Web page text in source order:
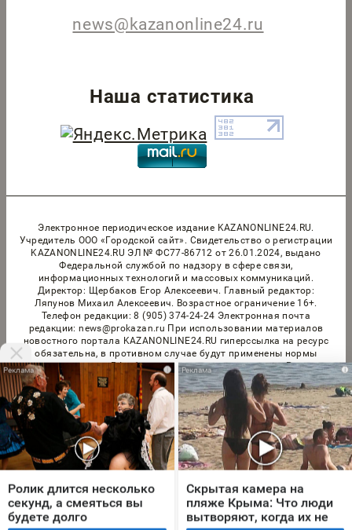
news@kazanonline24.ru
Наша статистика
Электронное периодическое издание KAZANONLINE24.RU.
Учредитель ООО «Городской сайт». Cвидетельство о регистрации
KAZANONLINE24.RU ЭЛ № ФС77-86712 от 26.01.2024, выдано
Федеральной службой по надзору в сфере связи,
информационных технологий и массовых коммуникаций.
Директор: Щербаков Егор Алексеевич. Главный редактор:
Ляпунов Михаил Алексеевич. Возрастное ограничение 16+.
Телефон редакции: 8 (905) 374-24-24 Электронная почта
редакции: news@prokazan.ru При использовании материалов
новостного портала KAZANONLINE24.RU гиперссылка на ресурс
обязательна, в противном случае будут применены нормы
законодательства РФ об авторских и смежных правах. Редакция
портала не несет ответственности за комментарии и материалы
пользователей, размещенные на сайте KAZANONLINE24.RU и его
субдоменах. Правила применения рекомендательных технологий
в виджетах рекламно-обменной сети«СМИ2» (PDF),«Sparrow»
(PDF)
© 2026 «kazanonline24.ru» | Все права защищены
Возрастная категория сайта 16+
Политика конфиденциальности
Мы используем cookie. Во время посещения сайта
вы соглашаетесь с тем, что мы обрабатываем
ваши персональные данные с использованием
метрик Яндекс Метрика, top.mail.ru, LiveInternet.
i
Ролик длится несколько
секунд, а смеяться вы
будете долго
i
Скрытая камера на
пляже Крыма: Что люди
вытворяют, когда их не